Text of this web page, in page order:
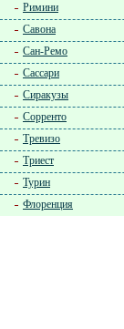
Римини
Савона
Сан-Ремо
Сассари
Сиракузы
Сорренто
Тревизо
Триест
Турин
Флоренция